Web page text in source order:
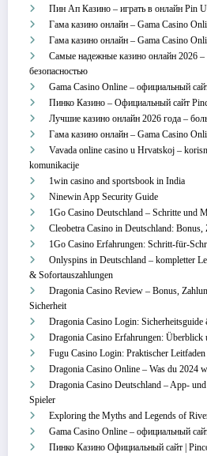
Пин Ап Казино – играть в онлайн Pin
Гама казино онлайн – Gama Casino
Гама казино онлайн – Gama Casino
Самые надежные казино онлайн 2026 –
безопасностью
Gama Casino Online – официальный
Пинко Казино – Официальный сайт
Лучшие казино онлайн 2026 года –
Гама казино онлайн – Gama Casino
Vavada online casino u Hrvatskoj –
komunikacije
1win casino and sportsbook in India
Ninewin App Security Guide
1Go Casino Deutschland – Schritte und
Cleobetra Casino in Deutschland:
1Go Casino Erfahrungen:
Onlyspins in Deutschland – kompletter
& Sofortauszahlungen
Dragonia Casino Review – Bonus,
Sicherheit
Dragonia Casino Login:
Dragonia Casino Erfahrungen: Überblick
Fugu Casino Login: Praktischer
Dragonia Casino Online – Was du 2024
Dragonia Casino Deutschland – App‑
Spieler
Exploring the Myths and Legends of
Gama Casino Online – официальный
Пинко Казино Официальный сайт |